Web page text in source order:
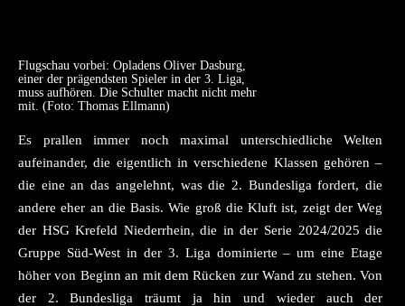
Flugschau vorbei: Opladens Oliver Dasburg,
einer der prägendsten Spieler in der 3. Liga,
muss aufhören. Die Schulter macht nicht mehr
mit. (Foto: Thomas Ellmann)
Es prallen immer noch maximal unterschiedliche Welten
aufeinander, die eigentlich in verschiedene Klassen gehören –
die eine an das angelehnt, was die 2. Bundesliga fordert, die
andere eher an die Basis. Wie groß die Kluft ist, zeigt der Weg
der HSG Krefeld Niederrhein, die in der Serie 2024/2025 die
Gruppe Süd-West in der 3. Liga dominierte – um eine Etage
höher von Beginn an mit dem Rücken zur Wand zu stehen. Von
der 2. Bundesliga träumt ja hin und wieder auch der